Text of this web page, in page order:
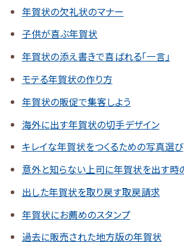
年賀状の欠礼状のマナー
子供が喜ぶ年賀状
年賀状の添え書きで喜ばれる「一言」
モテる年賀状の作り方
年賀状の販促で集客しよう
海外に出す年賀状の切手デザイン
キレイな年賀状をつくるための写真選び
意外と知らない上司に年賀状を出す時
出した年賀状を取り戻す取戻請求
年賀状にお薦めのスタンプ
過去に販売された地方版の年賀状